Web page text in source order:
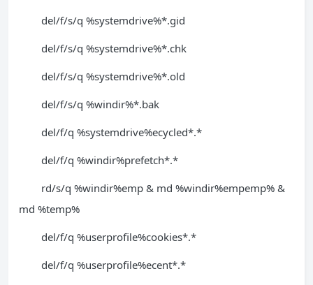
del/f/s/q %systemdrive%*.gid
del/f/s/q %systemdrive%*.chk
del/f/s/q %systemdrive%*.old
del/f/s/q %windir%*.bak
del/f/q %systemdrive%ecycled*.*
del/f/q %windir%prefetch*.*
rd/s/q %windir%emp & md %windir%empemp% &
md %temp%
del/f/q %userprofile%cookies*.*
del/f/q %userprofile%ecent*.*